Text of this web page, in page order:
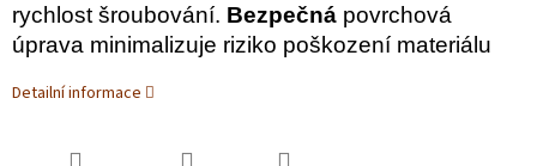
rychlost šroubování. Bezpečná povrchová
úprava minimalizuje riziko poškození materiálu
Detailní informace